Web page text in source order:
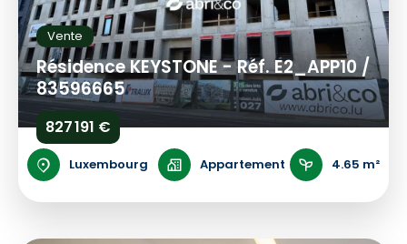
Vente
Résidence KEYSTONE - Réf. E2_APP10 /
83596665
827 191 €
Luxembourg Appartement 4.65 m²